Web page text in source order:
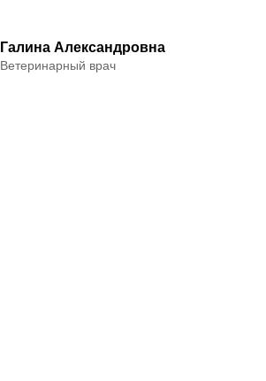
Галина Александровна
Ветеринарный врач